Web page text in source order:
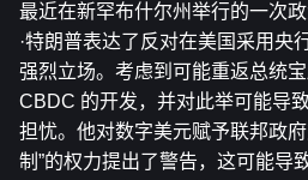
最近在新罕布什尔州举行的一次
·特朗普表达了反对在美国采用央
强烈立场。考虑到可能重返总统
CBDC 的开发，并对此举可能导
担忧。他对数字美元赋予联邦政
制”的权力提出了警告，这可能导